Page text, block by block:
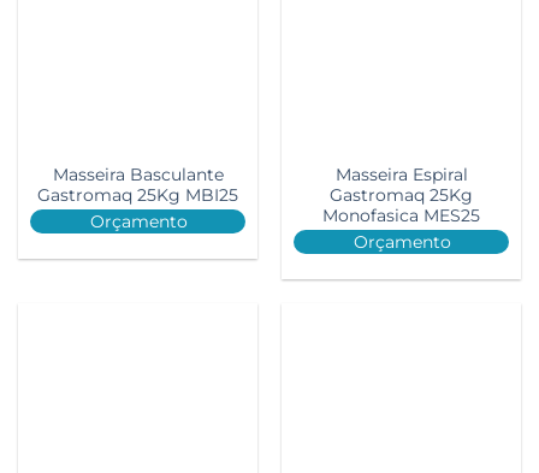
Masseira Basculante
Gastromaq 25Kg MBI25
Orçamento
Masseira Espiral
Gastromaq 25Kg
Monofasica MES25
Orçamento